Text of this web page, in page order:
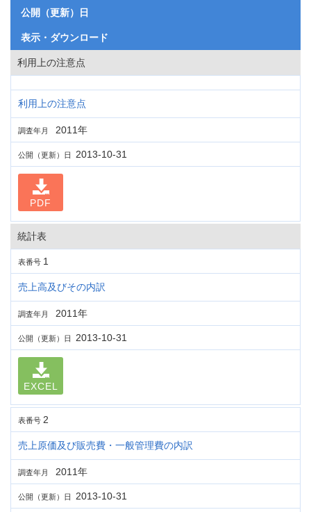
公開（更新）日
表示・ダウンロード
利用上の注意点
利用上の注意点
調査年月 2011年
公開（更新）日 2013-10-31
PDF
統計表
表番号 1
売上高及びその内訳
調査年月 2011年
公開（更新）日 2013-10-31
EXCEL
表番号 2
売上原価及び販売費・一般管理費の内訳
調査年月 2011年
公開（更新）日 2013-10-31